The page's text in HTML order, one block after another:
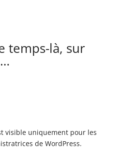
temps-là, sur
visible uniquement pour les
de WordPress.